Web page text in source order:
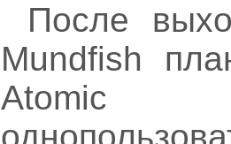
После
Mundfish